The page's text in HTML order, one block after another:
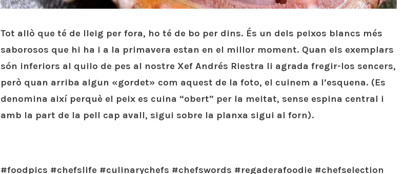
Tot allò que té de lleig per fora, ho té de bo per dins. És un dels peixos blancs més
saborosos que hi ha i a la primavera estan en el millor moment. Quan els exemplars
són inferiors al quilo de pes al nostre Xef Andrés Riestra li agrada fregir-los sencers,
però quan arriba algun «gordet» com aquest de la foto, el cuinem a l’esquena. (Es
denomina així perquè el peix es cuina “obert” per la meitat, sense espina central i
amb la part de la pell cap avall, sigui sobre la planxa sigui al forn).
#foodpics #chefslife #culinarychefs #chefswords #regaderafoodie #chefselection